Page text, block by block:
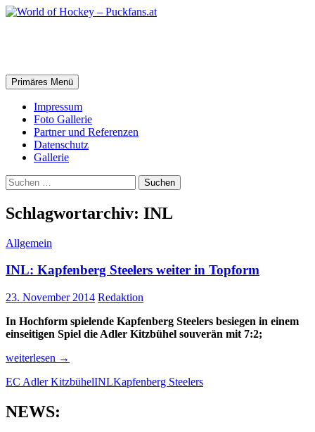
Zum
Suchen
Primäres Menü
Impressum
Foto Gallerie
Partner und Referenzen
Datenschutz
Gallerie
Suchen
nach:
Schlagwortarchiv: INL
Allgemein
INL: Kapfenberg Steelers weiter in Topform
23. November 2014 Redaktion
In Hochform spielende Kapfenberg Steelers besiegen in einem
einseitigen Spiel die Adler Kitzbühel souverän mit 7:2;
INL:
Steelers
in
Topform
weiterlesen →
EC Adler KitzbühelINLKapfenberg Steelers
NEWS: